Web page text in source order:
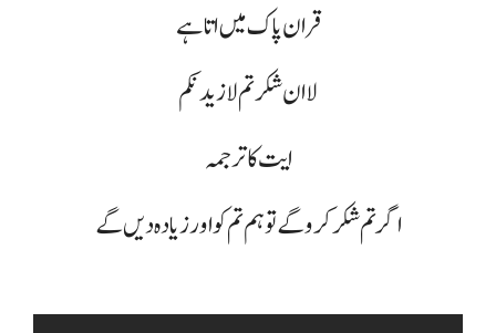
قران پاک میں اتا ہے
لا ان شکرتم لا زیدنکم
ایت کا ترجمہ
اگر تم شکر کرو گے تو ہم تم کو اور زیادہ دیں گے